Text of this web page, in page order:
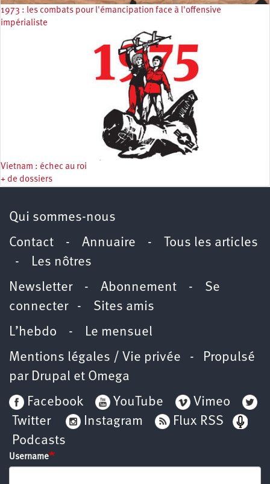
1973 : les combats pour l'émancipation face à l'offensive
impérialiste
Vietnam : échec au roi
+ de dossiers
Qui sommes-nous
Contact - Annuaire -
Tous les articles
- Les nôtres
Newsletter- Abonnement - Se
connecter- Sites amis
L’hebdo - Le mensuel
Mentions légales / Vie privée - Propulsé
par Drupal et Omega
Facebook
YouTube
Vimeo
Twitter
Instagram
Flux RSS
Podcasts
Username